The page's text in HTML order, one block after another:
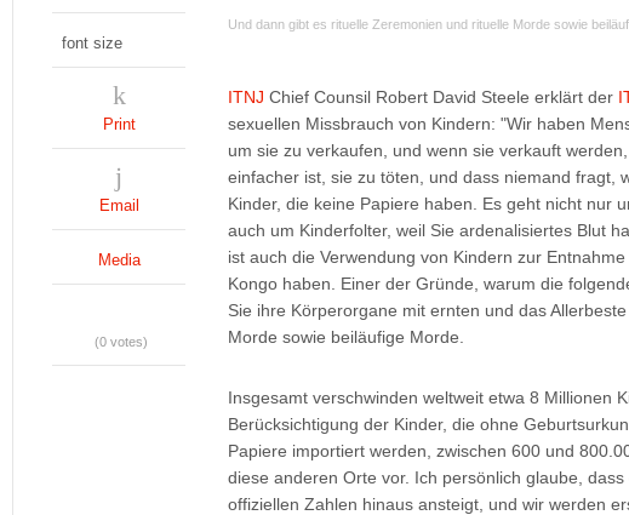
Und dann gibt es rituelle Zeremonien und rituelle Morde sowie
ITNJ Chief Counsil Robert David Steele erklärt der
sexuellen Missbrauch von Kindern: "Wir haben
um sie zu verkaufen, und wenn sie verkauft
einfacher ist, sie zu töten, und dass niemand fragt,
Kinder, die keine Papiere haben. Es geht nicht nur
auch um Kinderfolter, weil Sie ardenalisiertes Blut
ist auch die Verwendung von Kindern zur
Kongo haben. Einer der Gründe, warum die
Sie ihre Körperorgane mit ernten und das
Morde sowie beiläufige Morde.
Insgesamt verschwinden weltweit etwa 8 Millionen
Berücksichtigung der Kinder, die ohne
Papiere importiert werden, zwischen 600 und
diese anderen Orte vor. Ich persönlich glaube,
offiziellen Zahlen hinaus ansteigt, und wir werden
font size
Print
Email
Media
(0 votes)